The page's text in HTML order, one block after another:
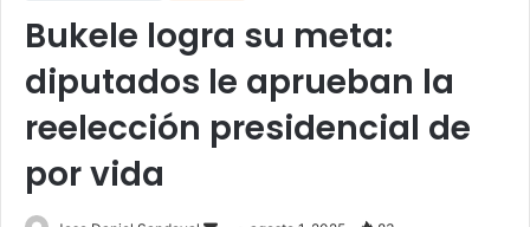
Bukele logra su meta:
diputados le aprueban la
reelección presidencial de
por vida